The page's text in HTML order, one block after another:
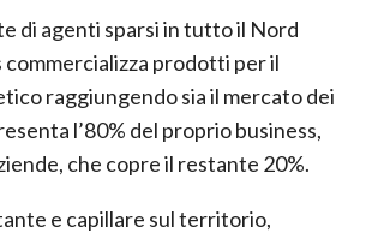
di agenti sparsi in tutto il Nord
commercializza prodotti per il
raggiungendo sia il mercato dei
l’80% del proprio business,
che copre il restante 20%.
e capillare sul territorio,